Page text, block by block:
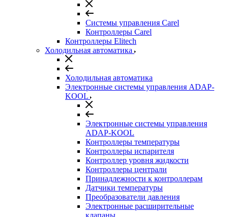
Системы управления Carel
Контроллеры Carel
Контроллеры Elitech
Холодильная автоматика
Холодильная автоматика
Электронные системы управления ADAP-
KOOL
Электронные системы управления
ADAP-KOOL
Контроллеры температуры
Контроллеры испарителя
Контроллер уровня жидкости
Контроллеры централи
Принадлежности к контроллерам
Датчики температуры
Преобразователи давления
Электронные расширительные
клапаны